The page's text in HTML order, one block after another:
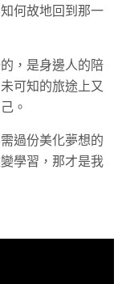
何故地回到那一
，是身邊人的陪
可知的旅途上又
。
過份美化夢想的
學習，那才是我